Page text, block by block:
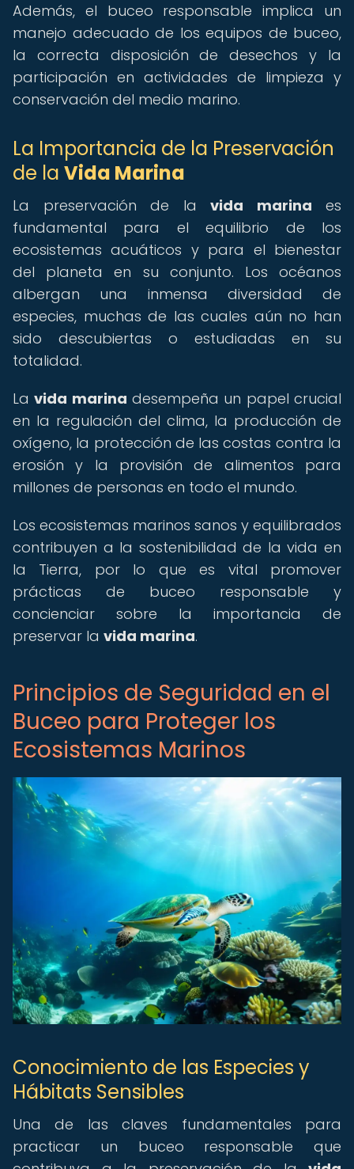
Además, el buceo responsable implica un
manejo adecuado de los equipos de buceo,
la correcta disposición de desechos y la
participación en actividades de limpieza y
conservación del medio marino.
La Importancia de la Preservación
de la Vida Marina
La preservación de la vida marina es
fundamental para el equilibrio de los
ecosistemas acuáticos y para el bienestar
del planeta en su conjunto. Los océanos
albergan una inmensa diversidad de
especies, muchas de las cuales aún no han
sido descubiertas o estudiadas en su
totalidad.
Lavida marina desempeña un papel crucial
en la regulación del clima, la producción de
oxígeno, la protección de las costas contra la
erosión y la provisión de alimentos para
millones de personas en todo el mundo.
Los ecosistemas marinos sanos y equilibrados
contribuyen a la sostenibilidad de la vida en
la Tierra, por lo que es vital promover
prácticas de buceo responsable y
concienciar sobre la importancia de
preservar la vida marina.
Principios de Seguridad en el
Buceo para Proteger los
Ecosistemas Marinos
Conocimiento de las Especies y
Hábitats Sensibles
Una de las claves fundamentales para
practicar un buceo responsable que